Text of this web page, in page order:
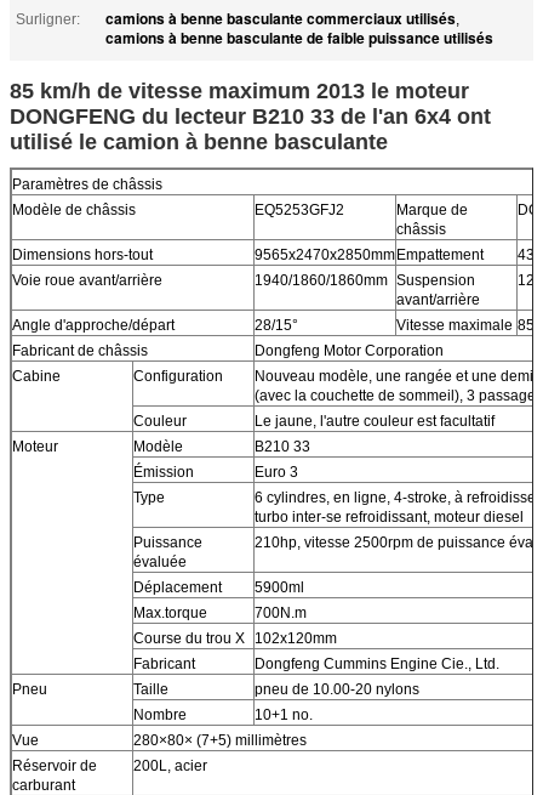
Surligner:
camions à benne basculante commerciaux utilisés,
camions à benne basculante de faible puissance utilisés
85 km/h de vitesse maximum 2013 le moteur
DONGFENG du lecteur B210 33 de l'an 6x4 ont
utilisé le camion à benne basculante
Paramètres de châssis
Modèle de châssis
EQ5253GFJ2
Marque de
châssis
Dimensions hors-tout 9565x2470x2850mmEmpattement
Voie roue avant/arrière
1940/1860/1860mm Suspension
avant/arrière
Angle d'approche/départ 28/15° Vitesse maximale
Fabricant de châssis
Dongfeng Motor Corporation
Cabine
Configuration
Nouveau modèle, une rangée et une demi
(avec la couchette de sommeil), 3
Couleur
Le jaune, l'autre couleur est facultatif
Moteur
Modèle
B210 33
Émission
Euro 3
Type
6 cylindres, en ligne, 4-stroke, à
turbo inter-se refroidissant, moteur diesel
Puissance
évaluée
210hp, vitesse 2500rpm de puissance
Déplacement
5900ml
Max.torque
700N.m
Course du trou X
102x120mm
Fabricant
Dongfeng Cummins Engine Cie., Ltd.
Pneu
Taille
pneu de 10.00-20 nylons
Nombre
10+1 no.
Vue
280×80× (7+5) millimètres
Réservoir de
carburant
200L, acier